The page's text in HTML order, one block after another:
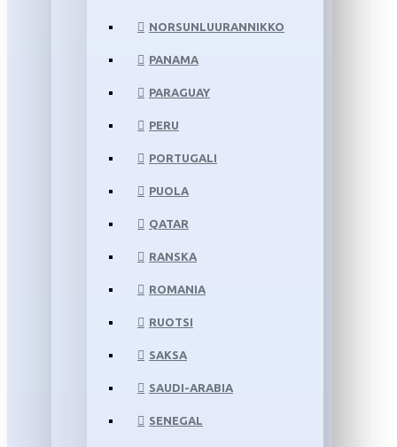
NORSUNLUURANNIKKO
PANAMA
PARAGUAY
PERU
PORTUGALI
PUOLA
QATAR
RANSKA
ROMANIA
RUOTSI
SAKSA
SAUDI-ARABIA
SENEGAL